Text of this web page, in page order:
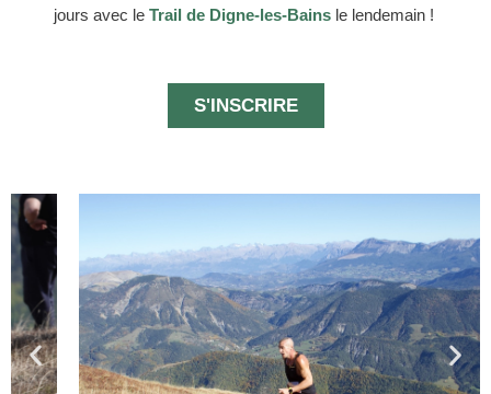
jours avec le Trail de Digne-les-Bainsle lendemain !
S'INSCRIRE